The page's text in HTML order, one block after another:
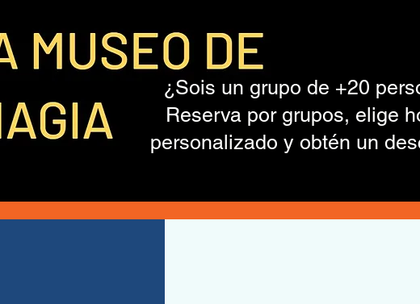
¿Sois un grupo de +20
Reserva por grupos, elige
personalizado y obtén un